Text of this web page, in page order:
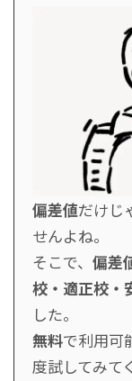
偏差値だけじ
せんよね。
そこで、 偏差
校・適正校・
した。
無料で利用可
度試してみて